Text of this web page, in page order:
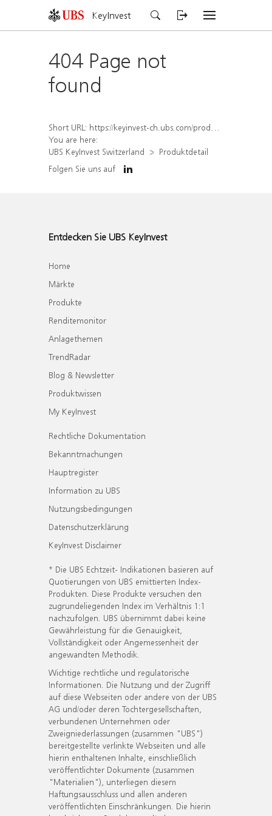
KeyInvest
404 Page not
found
Short URL: https://keyinvest-ch.ubs.com/produkt/detail/index/isin/CH1574368887
You are here:
UBS KeyInvest Switzerland
Produktdetail
Folgen Sie uns auf
Entdecken Sie UBS KeyInvest
Home
Märkte
Produkte
Renditemonitor
Anlagethemen
TrendRadar
Blog & Newsletter
Produktwissen
My KeyInvest
Rechtliche Dokumentation
Bekanntmachungen
Hauptregister
Information zu UBS
Nutzungsbedingungen
Datenschutzerklärung
KeyInvest Disclaimer
* Die UBS Echtzeit- Indikationen basieren auf
Quotierungen von UBS emittierten Index-
Produkten. Diese Produkte versuchen den
zugrundeliegenden Index im Verhältnis 1:1
nachzufolgen. UBS übernimmt dabei keine
Gewährleistung für die Genauigkeit,
Vollständigkeit oder Angemessenheit der
angewandten Methodik.
Wichtige rechtliche und regulatorische
Informationen. Die Nutzung und der Zugriff
auf diese Webseiten oder andere von der UBS
AG und/oder deren Tochtergesellschaften,
verbundenen Unternehmen oder
Zweigniederlassungen (zusammen "UBS")
bereitgestellte verlinkte Webseiten und alle
hierin enthaltenen Inhalte, einschließlich
veröffentlichter Dokumente (zusammen
"Materialien"), unterliegen diesem
Haftungsausschluss und allen anderen
veröffentlichten Einschränkungen. Die hierin